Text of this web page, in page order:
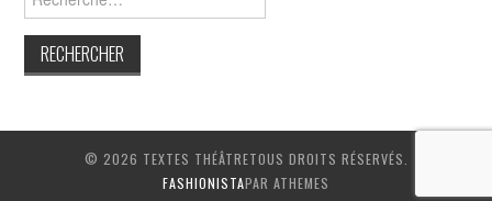
© 2026 TEXTES THÉÂTRETOUS DROITS RÉSERVÉS.
FASHIONISTAPAR ATHEMES